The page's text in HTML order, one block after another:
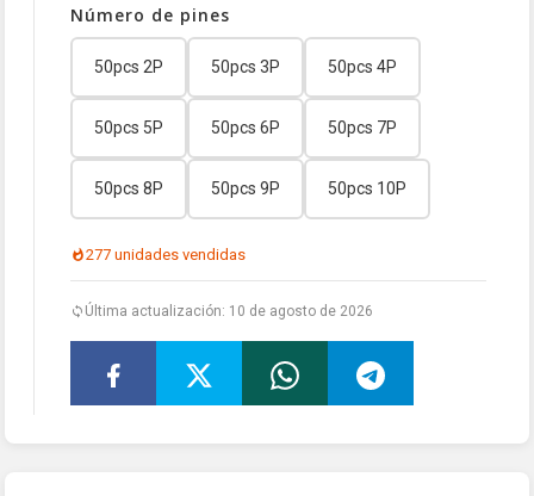
Número de pines
50pcs 2P 50pcs 3P 50pcs 4P
50pcs 5P 50pcs 6P 50pcs 7P
50pcs 8P 50pcs 9P 50pcs 10P
277 unidades vendidas
Última actualización: 10 de agosto de 2026